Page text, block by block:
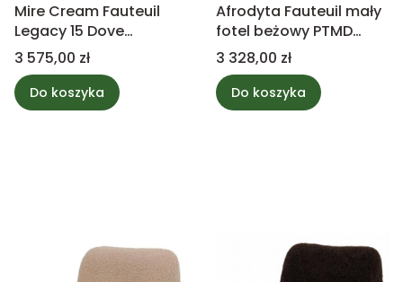
Mire Cream Fauteuil
Legacy 15 Dove
Rubberwood fotel
PTMD Collection
Cena
3 575,00 zł
Do koszyka
Afrodyta Fauteuil mały
fotel beżowy PTMD
Collection
Cena
3 328,00 zł
Do koszyka